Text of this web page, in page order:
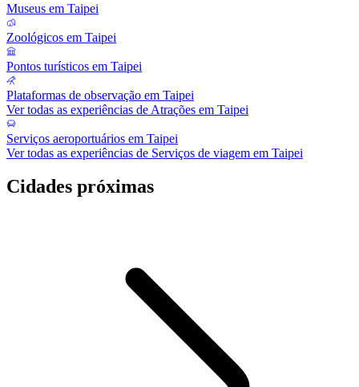
Museus em Taipei
Zoológicos em Taipei
Pontos turísticos em Taipei
Plataformas de observação em Taipei
Ver todas as experiências de Atrações em Taipei
Serviços aeroportuários em Taipei
Ver todas as experiências de Serviços de viagem em Taipei
Cidades próximas